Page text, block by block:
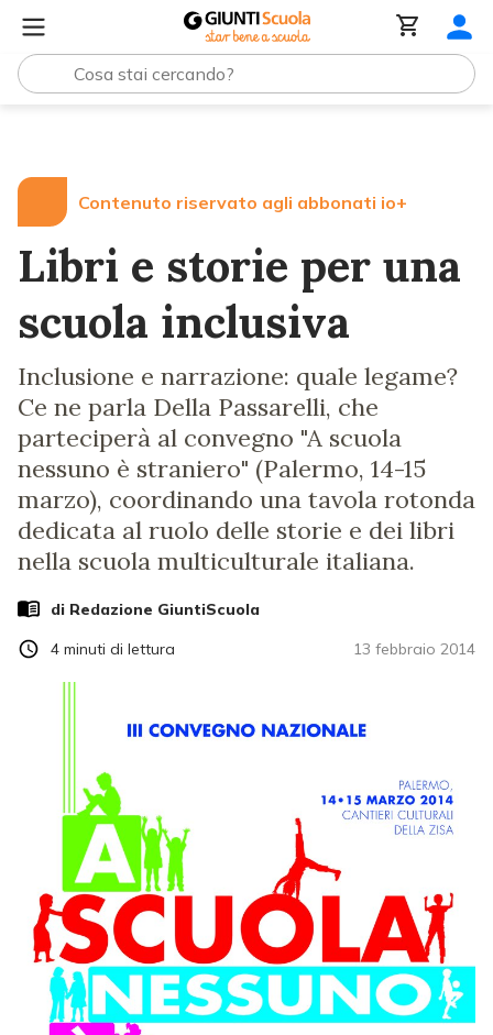
Contenuto riservato agli abbonati io+
Libri e storie per una
scuola inclusiva
Inclusione e narrazione: quale legame?
Ce ne parla Della Passarelli, che
parteciperà al convegno "A scuola
nessuno è straniero" (Palermo, 14-15
marzo), coordinando una tavola rotonda
dedicata al ruolo delle storie e dei libri
nella scuola multiculturale italiana.
di Redazione GiuntiScuola
13 febbraio 2014
4 minuti di lettura